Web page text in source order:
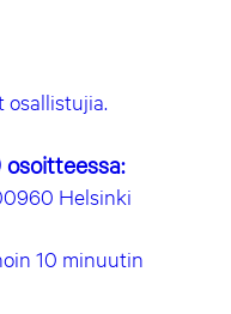
Helsinki
10 minuutin